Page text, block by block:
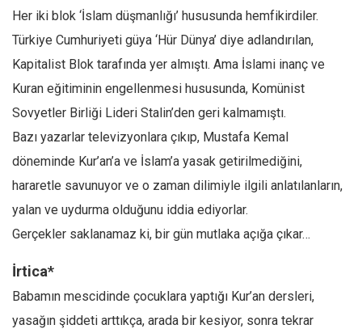
Tarih
Düşünce
Dosyalar
Her iki blok ‘İslam düşmanlığı’ hususunda hemfikirdiler.
Türkiye Cumhuriyeti güya ‘Hür Dünya’ diye adlandırılan,
Kapitalist Blok tarafında yer almıştı. Ama İslami inanç ve
Kuran eğitiminin engellenmesi hususunda, Komünist
Sovyetler Birliği Lideri Stalin’den geri kalmamıştı.
Bazı yazarlar televizyonlara çıkıp, Mustafa Kemal
döneminde Kur’an’a ve İslam’a yasak getirilmediğini,
hararetle savunuyor ve o zaman dilimiyle ilgili anlatılanların,
yalan ve uydurma olduğunu iddia ediyorlar.
Gerçekler saklanamaz ki, bir gün mutlaka açığa çıkar…
İrtica*
Babamın mescidinde çocuklara yaptığı Kur’an dersleri,
yasağın şiddeti arttıkça, arada bir kesiyor, sonra tekrar